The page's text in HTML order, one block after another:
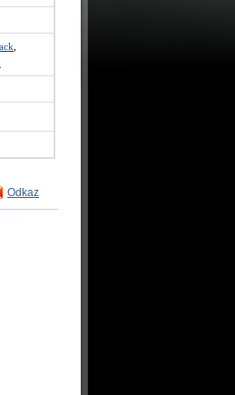
Odkaz